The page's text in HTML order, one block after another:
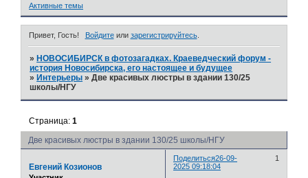
Активные темы
Привет, Гость! Войдитеили зарегистрируйтесь.
» НОВОСИБИРСК в фотозагадках. Краеведческий форум -
история Новосибирска, его настоящее и будущее
» Интерьеры »Две красивых люстры в здании 130/25
школы/НГУ
Две красивых люстры в здании 130/25 школы/НГУ
Страница:1
Поделиться 1
26-09-
2025 09:18:04
Евгений Козионов